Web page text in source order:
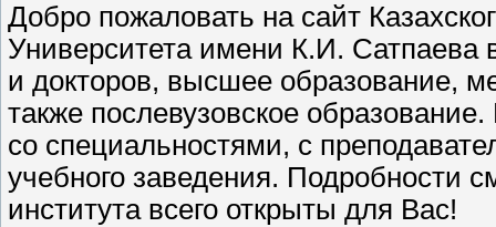
Добро пожаловать на сайт
Университета имени К.И. Сатпаева
и докторов, высшее образование,
также послевузовское
со специальностями, с
учебного заведения. Подробности
института всего открыты для Вас!